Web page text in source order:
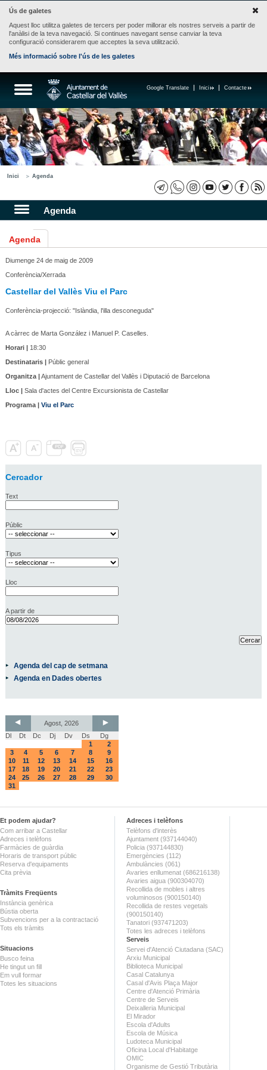
Ús de galetes
Aquest lloc utilitza galetes de tercers per poder millorar els nostres serveis a partir de
l'anàlisi de la teva navegació. Si continues navegant sense canviar la teva
configuració considerarem que acceptes la seva utilització.
Més informació sobre l'ús de les galetes
Contacte
Inici
Google Translate
Inici Agenda
Agenda
Agenda
Diumenge 24 de maig de 2009
Conferència/Xerrada
Castellar del Vallès Viu el Parc
Conferència-projecció: "Islàndia, l'illa desconeguda"
A càrrec de Marta González i Manuel P. Caselles.
Horari |18:30
Destinataris |Públic general
Organitza |Ajuntament de Castellar del Vallès i Diputació de Barcelona
Lloc |Sala d'actes del Centre Excursionista de Castellar
Programa | Viu el Parc
Cercador
Text
Públic
Tipus
Lloc
A partir de
Agenda del cap de setmana
Agenda en Dades obertes
Agost, 2026
Dl
Dt Dc Dj Dv Ds
Dg
1
2
3
4 5 6 7 8
9
10
11 12 13 14 15
16
17
18 19 20 21 22
23
24
25 26 27 28 29
30
31
Et podem ajudar?
Com arribar a Castellar
Adreces i telèfons
Farmàcies de guàrdia
Horaris de transport públic
Reserva d'equipaments
Cita prèvia
Tràmits Freqüents
Instància genèrica
Bústia oberta
Subvencions per a la contractació
Tots els tràmits
Situacions
Busco feina
He tingut un fill
Em vull formar
Totes les situacions
Adreces i telèfons
Telèfons d'interès
Ajuntament (937144040)
Policia (937144830)
Emergències (112)
Ambulàncies (061)
Avaries enllumenat (686216138)
Avaries aigua (900304070)
Recollida de mobles i altres
voluminosos (900150140)
Recollida de restes vegetals
(900150140)
Tanatori (937471203)
Totes les adreces i telèfons
Serveis
Servei d'Atenció Ciutadana (SAC)
Arxiu Municipal
Biblioteca Municipal
Casal Catalunya
Casal d'Avis Plaça Major
Centre d'Atenció Primària
Centre de Serveis
Deixalleria Municipal
El Mirador
Escola d'Adults
Escola de Música
Ludoteca Municipal
Oficina Local d'Habitatge
OMIC
Organisme de Gestió Tributària